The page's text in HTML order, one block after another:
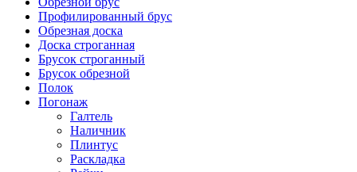
Профилированный брус
Обрезная доска
Доска строганная
Брусок строганный
Брусок обрезной
Полок
Погонаж
Галтель
Наличник
Плинтус
Раскладка